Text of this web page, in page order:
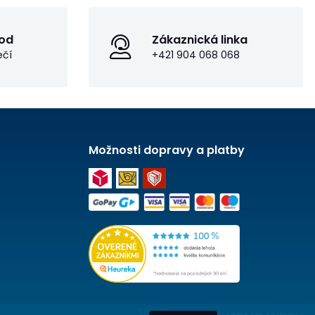
Zákaznická linka
+421 904 068 068
Možnosti dopravy a platby
CHCETE